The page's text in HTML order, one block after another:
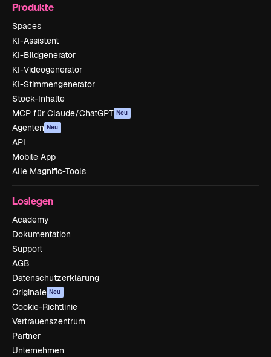
Produkte
Spaces
KI-Assistent
KI-Bildgenerator
KI-Videogenerator
KI-Stimmengenerator
Stock-Inhalte
MCP für Claude/ChatGPT Neu
Agenten Neu
API
Mobile App
Alle Magnific-Tools
Loslegen
Academy
Dokumentation
Support
AGB
Datenschutzerklärung
Originale Neu
Cookie-Richtlinie
Vertrauenszentrum
Partner
Unternehmen